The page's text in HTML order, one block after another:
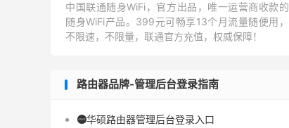
中国联通随身WiFi，官方出品，唯一运营商收款的
随身WiFi产品。399元可畅享13个月流量随便用，
不限速，不限量，联通官方充值，权威保障！
路由器品牌-管理后台登录指南
华硕路由器管理后台登录入口